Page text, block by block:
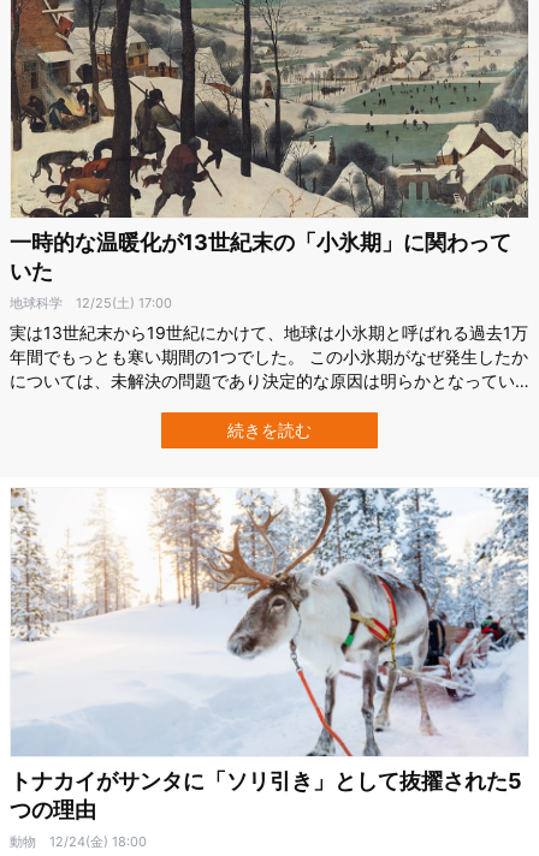
一時的な温暖化が13世紀末の「小氷期」に関わって
いた
地球科学 12/25(土) 17:00
実は13世紀末から19世紀にかけて、地球は小氷期と呼ばれる過去1万
年間でもっとも寒い期間の1つでした。 この小氷期がなぜ発生したか
については、未解決の問題であり決定的な原因は明らかとなってい
とに小氷期が始まる直前に非常に温暖な時期があり、それが小氷期
を起こすきっかけになっていたと報告しているのです。 矛盾した話
続きを読む
トナカイがサンタに「ソリ引き」として抜擢された5
つの理由
動物 12/24(金) 18:00